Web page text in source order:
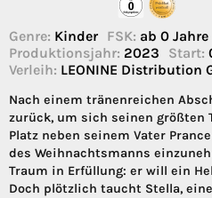
Genre: Kinder FSK: ab 0 Jahre
Produktionsjahr: 2023 Start:
Verleih: LEONINE Distribution
Nach einem tränenreichen
zurück, um sich seinen größten
Platz neben seinem Vater
des Weihnachtsmanns
Traum in Erfüllung: er will ein
Doch plötzlich taucht Stella,